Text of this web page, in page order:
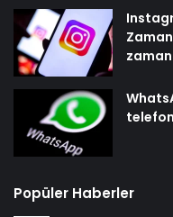
Popüler Haberler